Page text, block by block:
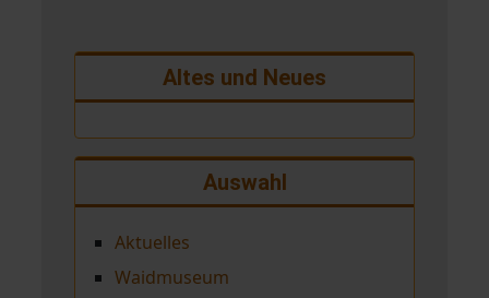
Altes und Neues
Auswahl
Aktuelles
Waidmuseum